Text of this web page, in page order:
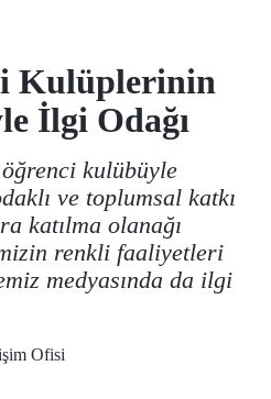
Kulüplerinin
İlgi Odağı
kulübüyle
ve toplumsal katkı
katılma olanağı
renkli faaliyetleri
medyasında da ilgi
Ofisi